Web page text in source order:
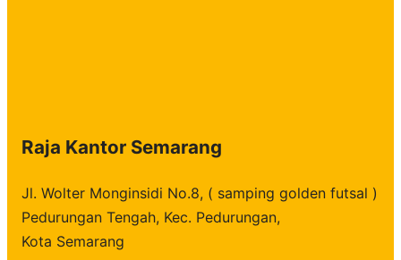
Raja Kantor Semarang
Jl. Wolter Monginsidi No.8, ( samping golden futsal )
Pedurungan Tengah, Kec. Pedurungan,
Kota Semarang